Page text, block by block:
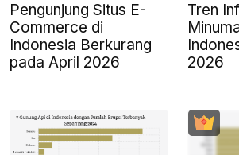
Pengunjung Situs E-
Commerce di
Indonesia Berkurang
pada April 2026
Tren
2026